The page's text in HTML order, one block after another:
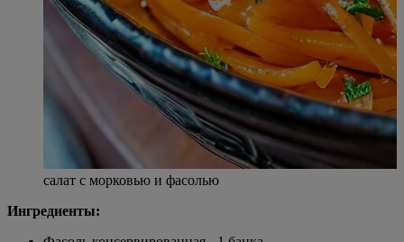
салат с морковью и фасолью
Ингредиенты: